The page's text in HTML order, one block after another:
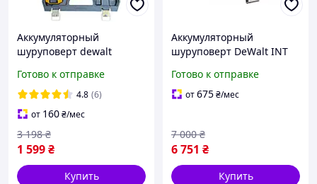
Аккумуляторный
шуруповерт dewalt
ударный шуруповерт
dewalt dcd791 с набором
инструментов 24в
Готово к отправке
4.8 (6)
от 160₴/мес
1 599₴
3 198 ₴
Купить
Аккумуляторный
шуруповерт DeWalt INT
ЗУ)
Готово к отправке
от675₴/мес
6 751 ₴
7 000 ₴
Купить